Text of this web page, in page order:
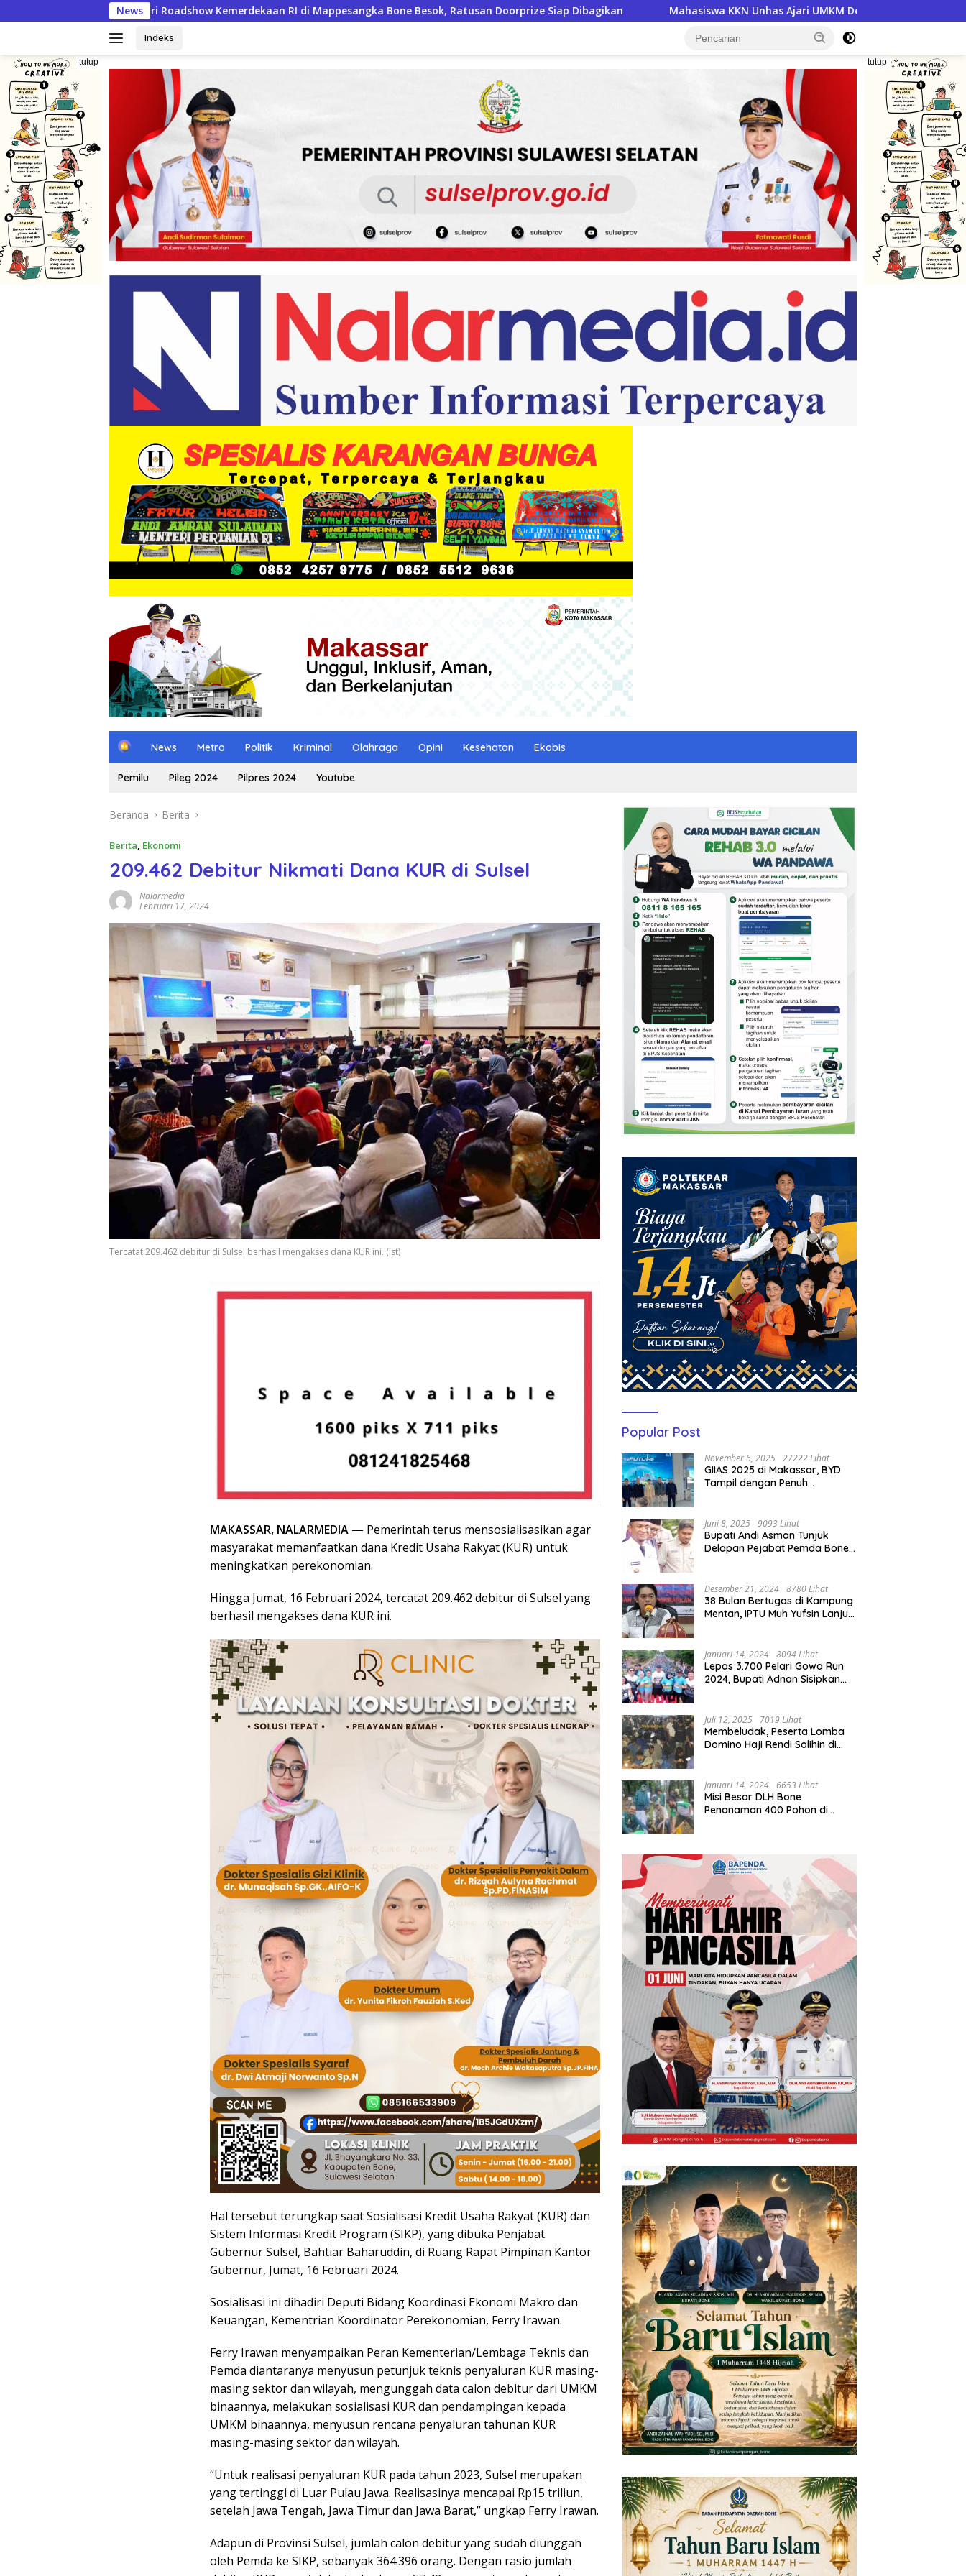
ke
News
Kemerdekaan RI di Mappesangka Bone Besok, Ratusan Doorprize Siap Dibagikan Mahasiswa KKN Unhas Ajari UMKM Desa Talawe Kelola Keuangan, Bisnis Makin Tertata
Indeks
tutup tutup
H
m
e
News Metro Politik Kriminal Olahraga Opini Kesehatan Ekobis
Pemilu Pileg 2024 Pilpres 2024 Youtube
Beranda Berita
Berita, Ekonomi
209.462 Debitur Nikmati Dana KUR di Sulsel
Nalarmedia
Februari 17, 2024
Tercatat 209.462 debitur di Sulsel berhasil mengakses dana KUR ini. (ist)
MAKASSAR, NALARMEDIA — Pemerintah terus mensosialisasikan agar
masyarakat memanfaatkan dana Kredit Usaha Rakyat (KUR) untuk
meningkatkan perekonomian.
Hingga Jumat, 16 Februari 2024, tercatat 209.462 debitur di Sulsel yang
berhasil mengakses dana KUR ini.
Hal tersebut terungkap saat Sosialisasi Kredit Usaha Rakyat (KUR) dan
Sistem Informasi Kredit Program (SIKP), yang dibuka Penjabat
Gubernur Sulsel, Bahtiar Baharuddin, di Ruang Rapat Pimpinan Kantor
Gubernur, Jumat, 16 Februari 2024.
Sosialisasi ini dihadiri Deputi Bidang Koordinasi Ekonomi Makro dan
Keuangan, Kementrian Koordinator Perekonomian, Ferry Irawan.
Ferry Irawan menyampaikan Peran Kementerian/Lembaga Teknis dan
Pemda diantaranya menyusun petunjuk teknis penyaluran KUR masing-
masing sektor dan wilayah, mengunggah data calon debitur dari UMKM
binaannya, melakukan sosialisasi KUR dan pendampingan kepada
UMKM binaannya, menyusun rencana penyaluran tahunan KUR
masing-masing sektor dan wilayah.
“Untuk realisasi penyaluran KUR pada tahun 2023, Sulsel merupakan
yang tertinggi di Luar Pulau Jawa. Realisasinya mencapai Rp15 triliun,
setelah Jawa Tengah, Jawa Timur dan Jawa Barat,” ungkap Ferry Irawan.
Adapun di Provinsi Sulsel, jumlah calon debitur yang sudah diunggah
oleh Pemda ke SIKP, sebanyak 364.396 orang. Dengan rasio jumlah
Popular Post
November 6, 2025 27222 Lihat
GIIAS 2025 di Makassar, BYD
Tampil dengan Penuh
Juni 8, 2025 9093 Lihat
Bupati Andi Asman Tunjuk
Delapan Pejabat Pemda Bone
Desember 21, 2024 8780 Lihat
38 Bulan Bertugas di Kampung
Mentan, IPTU Muh Yufsin Lanjut
Januari 14, 2024 8094 Lihat
Lepas 3.700 Pelari Gowa Run
2024, Bupati Adnan Sisipkan
Juli 12, 2025 7019 Lihat
Membeludak, Peserta Lomba
Domino Haji Rendi Solihin di
Januari 14, 2024 6653 Lihat
Misi Besar DLH Bone
Penanaman 400 Pohon di